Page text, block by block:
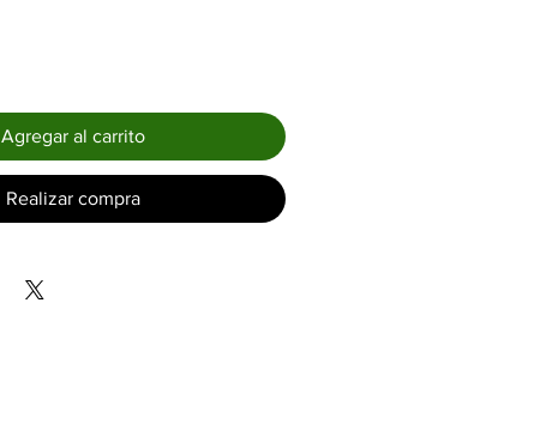
Agregar al carrito
Realizar compra